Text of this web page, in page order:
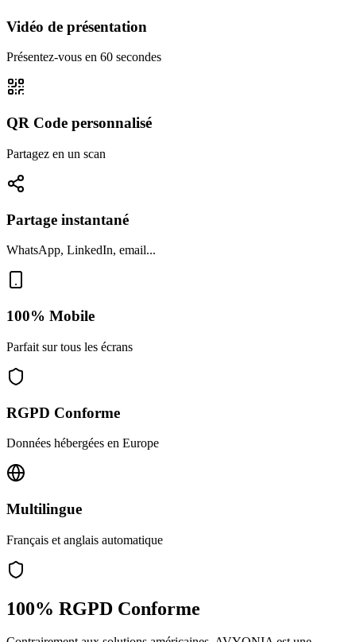
Vidéo de présentation
Présentez-vous en 60 secondes
QR Code personnalisé
Partagez en un scan
Partage instantané
WhatsApp, LinkedIn, email...
100% Mobile
Parfait sur tous les écrans
RGPD Conforme
Données hébergées en Europe
Multilingue
Français et anglais automatique
100% RGPD Conforme